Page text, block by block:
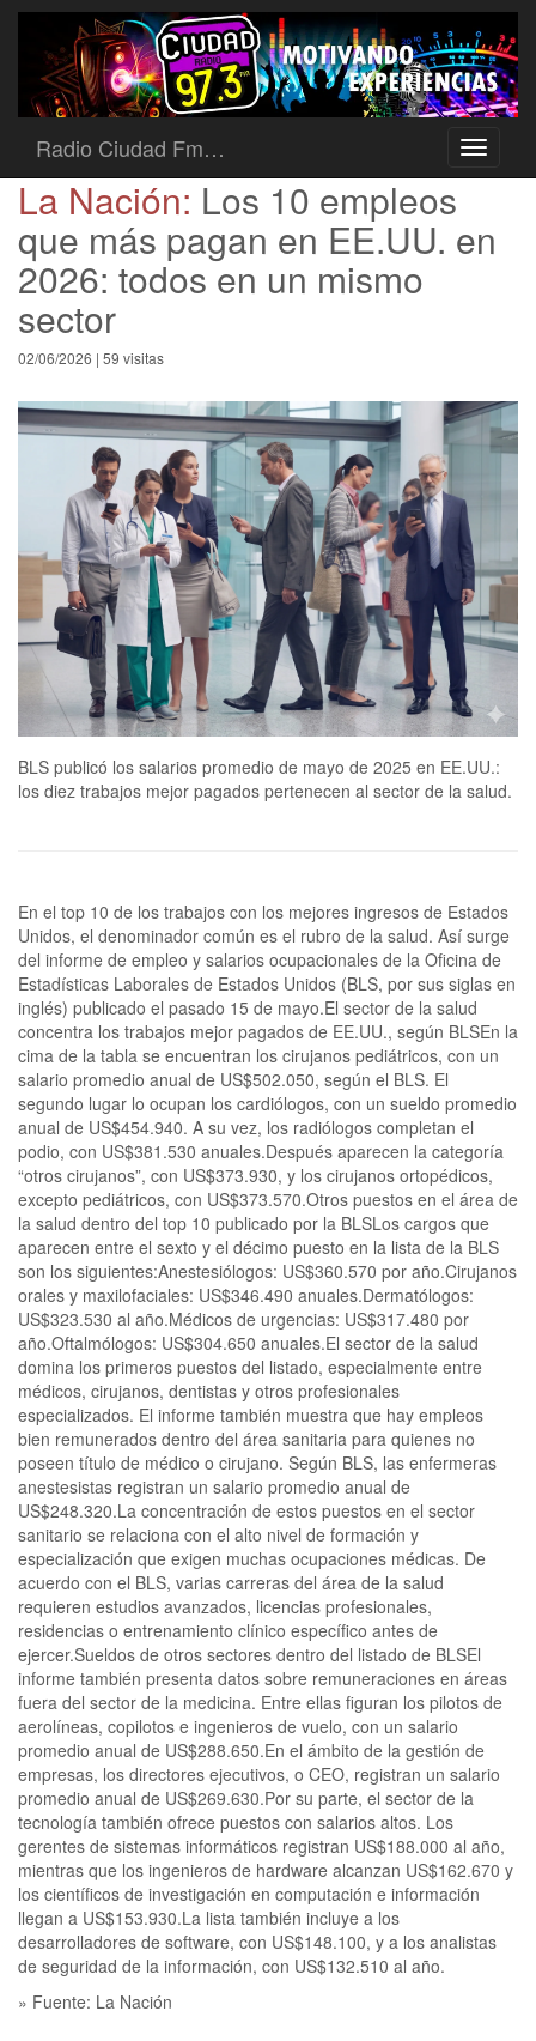
Toggle
Radio Ciudad Fm…
La Nación: Los 10 empleos
que más pagan en EE.UU. en
2026: todos en un mismo
sector
02/06/2026 | 59 visitas
BLS publicó los salarios promedio de mayo de 2025 en EE.UU.:
los diez trabajos mejor pagados pertenecen al sector de la salud.
En el top 10 de los trabajos con los mejores ingresos de Estados
Unidos, el denominador común es el rubro de la salud. Así surge
del informe de empleo y salarios ocupacionales de la Oficina de
Estadísticas Laborales de Estados Unidos (BLS, por sus siglas en
inglés) publicado el pasado 15 de mayo.El sector de la salud
concentra los trabajos mejor pagados de EE.UU., según BLSEn la
cima de la tabla se encuentran los cirujanos pediátricos, con un
salario promedio anual de US$502.050, según el BLS. El
segundo lugar lo ocupan los cardiólogos, con un sueldo promedio
anual de US$454.940. A su vez, los radiólogos completan el
podio, con US$381.530 anuales.Después aparecen la categoría
“otros cirujanos”, con US$373.930, y los cirujanos ortopédicos,
excepto pediátricos, con US$373.570.Otros puestos en el área de
la salud dentro del top 10 publicado por la BLSLos cargos que
aparecen entre el sexto y el décimo puesto en la lista de la BLS
son los siguientes:Anestesiólogos: US$360.570 por año.Cirujanos
orales y maxilofaciales: US$346.490 anuales.Dermatólogos:
US$323.530 al año.Médicos de urgencias: US$317.480 por
año.Oftalmólogos: US$304.650 anuales.El sector de la salud
domina los primeros puestos del listado, especialmente entre
médicos, cirujanos, dentistas y otros profesionales
especializados. El informe también muestra que hay empleos
bien remunerados dentro del área sanitaria para quienes no
poseen título de médico o cirujano. Según BLS, las enfermeras
anestesistas registran un salario promedio anual de
US$248.320.La concentración de estos puestos en el sector
sanitario se relaciona con el alto nivel de formación y
especialización que exigen muchas ocupaciones médicas. De
acuerdo con el BLS, varias carreras del área de la salud
requieren estudios avanzados, licencias profesionales,
residencias o entrenamiento clínico específico antes de
ejercer.Sueldos de otros sectores dentro del listado de BLSEl
informe también presenta datos sobre remuneraciones en áreas
fuera del sector de la medicina. Entre ellas figuran los pilotos de
aerolíneas, copilotos e ingenieros de vuelo, con un salario
promedio anual de US$288.650.En el ámbito de la gestión de
empresas, los directores ejecutivos, o CEO, registran un salario
promedio anual de US$269.630.Por su parte, el sector de la
tecnología también ofrece puestos con salarios altos. Los
gerentes de sistemas informáticos registran US$188.000 al año,
mientras que los ingenieros de hardware alcanzan US$162.670 y
los científicos de investigación en computación e información
llegan a US$153.930.La lista también incluye a los
desarrolladores de software, con US$148.100, y a los analistas
de seguridad de la información, con US$132.510 al año.
» Fuente: La Nación